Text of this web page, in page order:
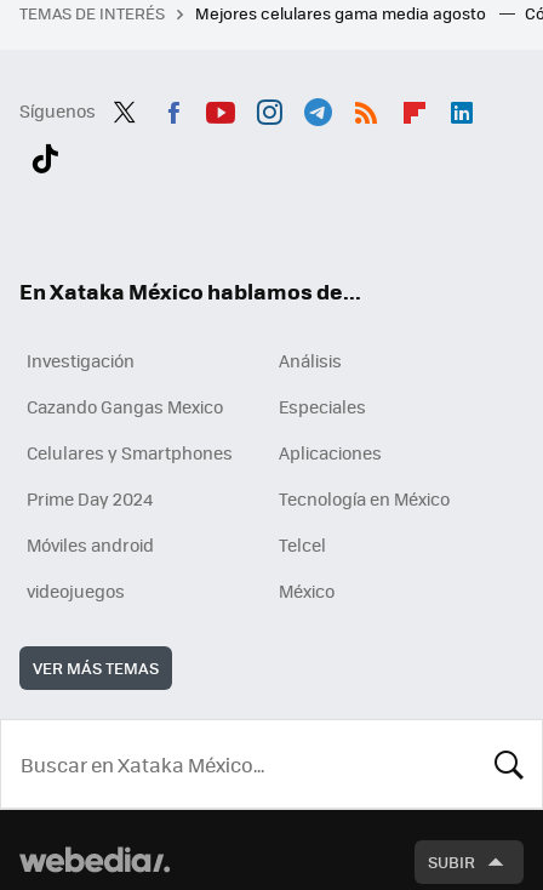
TEMAS DE INTERÉS Mejores celulares gama media agosto
Síguenos
En Xataka México hablamos de...
Investigación
Análisis
Cazando Gangas Mexico
Especiales
Celulares y Smartphones
Aplicaciones
Prime Day 2024
Tecnología en México
Móviles android
Telcel
videojuegos
México
VER MÁS TEMAS
SUBIR